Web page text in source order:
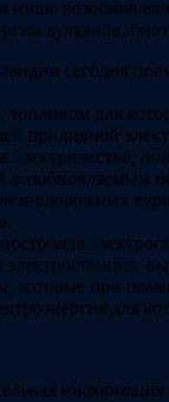
нише
вулканов,
сегодня
топливом для
приливной
возобновляемым
при
для